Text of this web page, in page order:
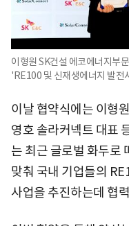
이형원 SK건설 에코에너지부
'RE100 및 신재생에너지 발전
이날 협약식에는 이형
영호 솔라커넥트 대표
는 최근 글로벌 화두로
맞춰 국내 기업들의
사업을 추진하는데 협